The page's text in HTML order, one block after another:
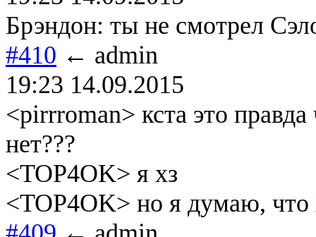
Брэндон: ты не смотрел
#410 ← admin
19:23 14.09.2015
<pirrroman> кста это
нет???
<TOP4OK> я хз
<TOP4OK> но я думаю, что